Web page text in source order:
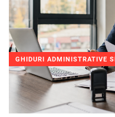
GHIDURI ADMINISTRATIVE